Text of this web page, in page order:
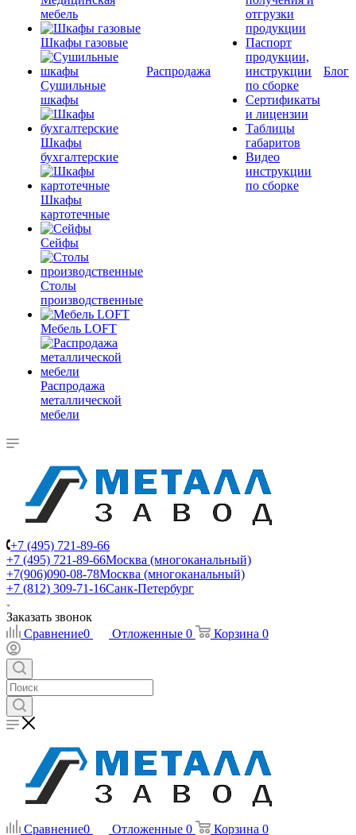
мебель
Шкафы газовые
Сушильные
шкафы
Шкафы
бухгалтерские
Шкафы
картотечные
Сейфы
Столы
производственные
Мебель LOFT
Распродажа
металлической
мебели
Распродажа
отгрузки
продукции
Паспорт
продукции,
инструкции
по сборке
Сертификаты
и лицензии
Таблицы
габаритов
Видео
инструкции
по сборке
Блог
+7 (495) 721-89-66
+7 (495) 721-89-66Москва (многоканальный)
+7(906)090-08-78Москва (многоканальный)
+7 (812) 309-71-16Санк-Петербург
Заказать звонок
Сравнение0 Отложенные 0 Корзина 0
Сравнение0 Отложенные 0 Корзина 0